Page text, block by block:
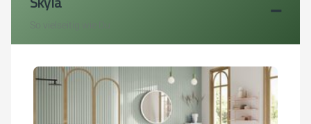
So vielseitig wie Du